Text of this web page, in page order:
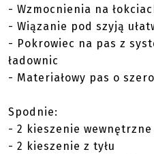
- Wzmocnienia na
- Wiązanie pod szyją
- Pokrowiec na pas z
ładownic
- Materiałowy pas o
Spodnie:
- 2 kieszenie
- 2 kieszenie z tyłu